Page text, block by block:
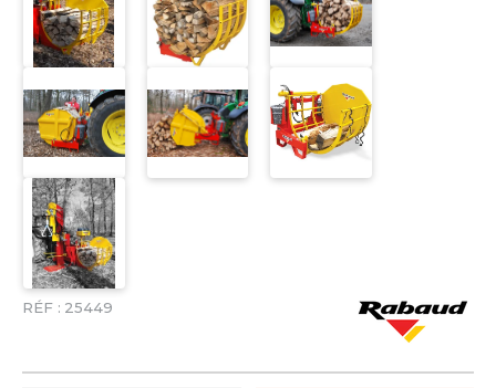
RÉF : 25449